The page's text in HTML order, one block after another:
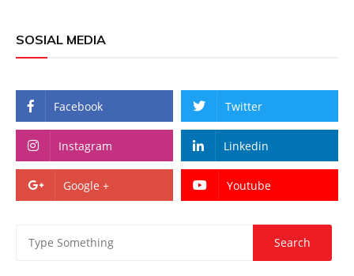
SOSIAL MEDIA
Facebook Twitter
Instagram Linkedin
Google + Youtube